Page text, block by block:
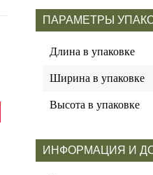
ПАРАМЕТРЫ
Длина в упаковке
Ширина в упаковке
Высота в упаковке
ИНФОРМАЦИЯ И